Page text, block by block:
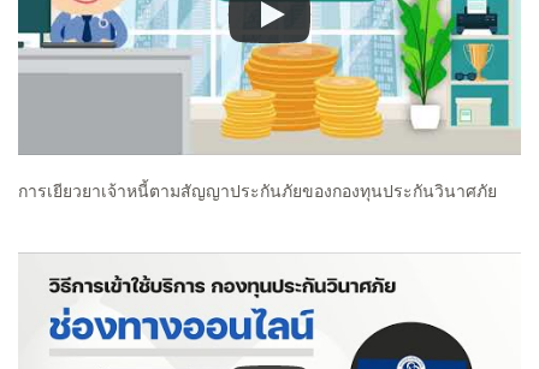
การเยียวยาเจ้าหนี้ตามสัญญาประกันภัยของกองทุนประกันวินาศภัย